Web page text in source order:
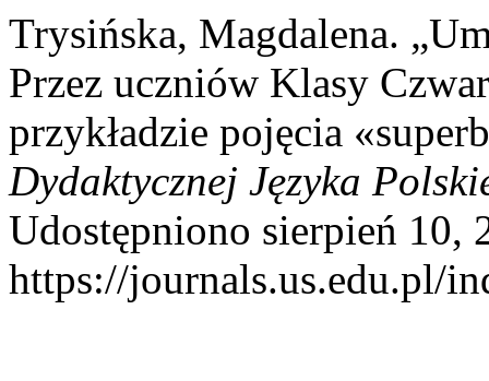
Trysińska, Magdalena.
Przez uczniów Klasy
przykładzie pojęcia
Dydaktycznej Języka
Udostępniono sierpień 10,
https://journals.us.edu.pl/